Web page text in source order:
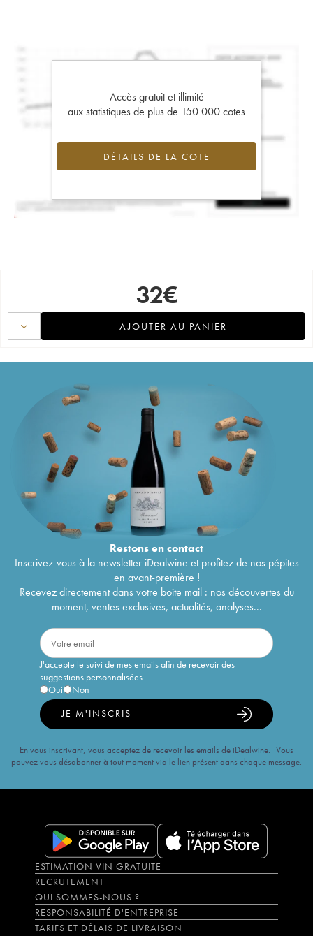
Accès gratuit et illimité
aux statistiques de plus de 150 000 cotes
DÉTAILS DE LA COTE
32€
AJOUTER AU PANIER
Restons encontact
Inscrivez-vous à la newsletter iDealwine et profitez de nos pépites
en avant-première !
Recevez directement dans votre boîte mail : nos découvertes du
moment, ventes exclusives, actualités, analyses...
J'accepte le suivi de mes emails afin de recevoir des
suggestions personnalisées
Oui
Non
JE M'INSCRIS
En vous inscrivant, vous acceptez de recevoir les emails de iDealwine. Vous
pouvez vous désabonner à tout moment via le lien présent dans chaque message.
ESTIMATION VIN GRATUITE
RECRUTEMENT
QUI SOMMES-NOUS ?
RESPONSABILITÉ D'ENTREPRISE
TARIFS ET DÉLAIS DE LIVRAISON